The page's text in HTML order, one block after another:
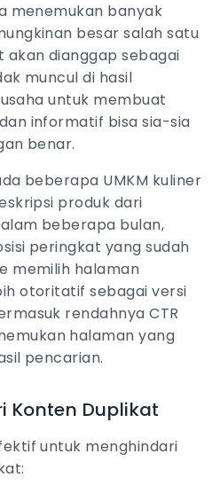
menemukan banyak
besar salah satu
dianggap sebagai
muncul di hasil
untuk membuat
informatif bisa sia-sia
benar.
beberapa UMKM kuliner
produk dari
beberapa bulan,
peringkat yang sudah
memilih halaman
otoritatif sebagai versi
rendahnya CTR
halaman yang
pencarian.
Konten Duplikat
untuk menghindari